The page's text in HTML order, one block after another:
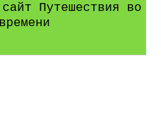
Путешествия во
времени